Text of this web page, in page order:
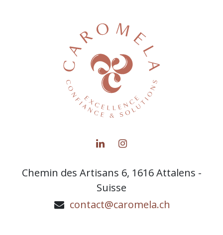
Chemin des Artisans 6, 1616 Attalens -
Suisse
contact@caromela.ch